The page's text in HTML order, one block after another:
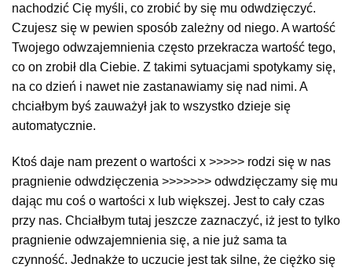
nachodzić Cię myśli, co zrobić by się mu odwdzięczyć.
Czujesz się w pewien sposób zależny od niego. A wartość
Twojego odwzajemnienia często przekracza wartość tego,
co on zrobił dla Ciebie. Z takimi sytuacjami spotykamy się,
na co dzień i nawet nie zastanawiamy się nad nimi. A
chciałbym byś zauważył jak to wszystko dzieje się
automatycznie.
Ktoś daje nam prezent o wartości x >>>>> rodzi się w nas
pragnienie odwdzięczenia >>>>>>> odwdzięczamy się mu
dając mu coś o wartości x lub większej. Jest to cały czas
przy nas. Chciałbym tutaj jeszcze zaznaczyć, iż jest to tylko
pragnienie odwzajemnienia się, a nie już sama ta
czynność. Jednakże to uczucie jest tak silne, że ciężko się